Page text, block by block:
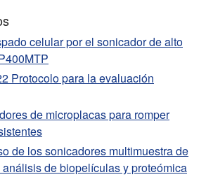
celular por el sonicador de alto
Protocolo para la evaluación
de microplacas para romper
de los sonicadores multimuestra de
de biopelículas y proteómica